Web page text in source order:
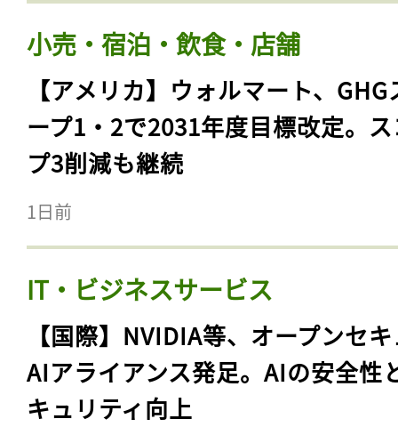
小売・宿泊・飲食・店舗
【アメリカ】ウォルマート、GHG
ープ1・2で2031年度目標改定。
プ3削減も継続
1日前
IT・ビジネスサービス
【国際】NVIDIA等、オープンセ
AIアライアンス発足。AIの安全性
キュリティ向上